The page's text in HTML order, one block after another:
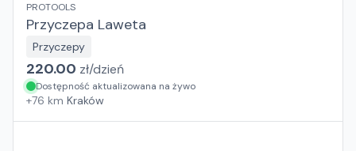
PROTOOLS
Przyczepa Laweta
Przyczepy
220.00 zł/dzień
Dostępność aktualizowana na żywo
+76 km Kraków